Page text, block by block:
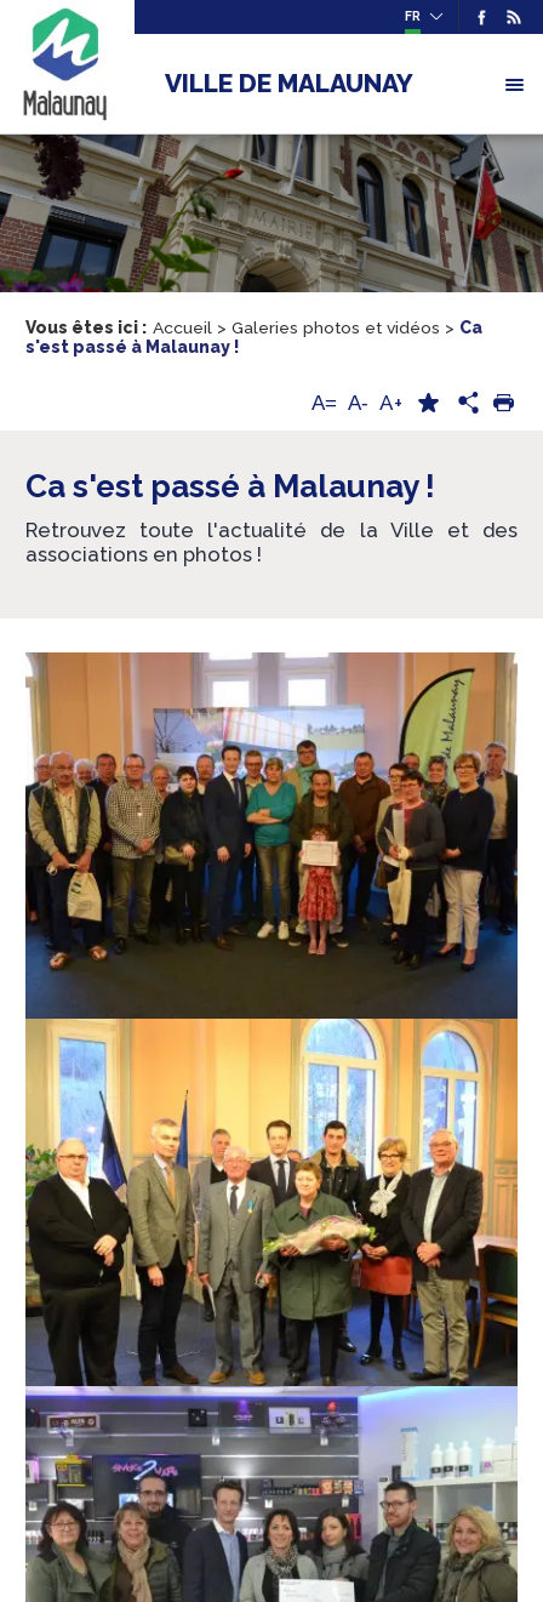
FR
VILLE DE MALAUNAY
Vous êtes ici : Accueil > Galeries photos et vidéos > Ca
s'est passé à Malaunay !
A= A- A+
Ca s'est passé à Malaunay !
Retrouvez toute l'actualité de la Ville et des
associations en photos !